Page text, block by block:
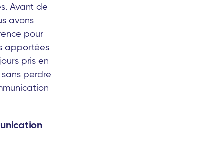
Avant de
avons
pour
apportées
pris en
perdre